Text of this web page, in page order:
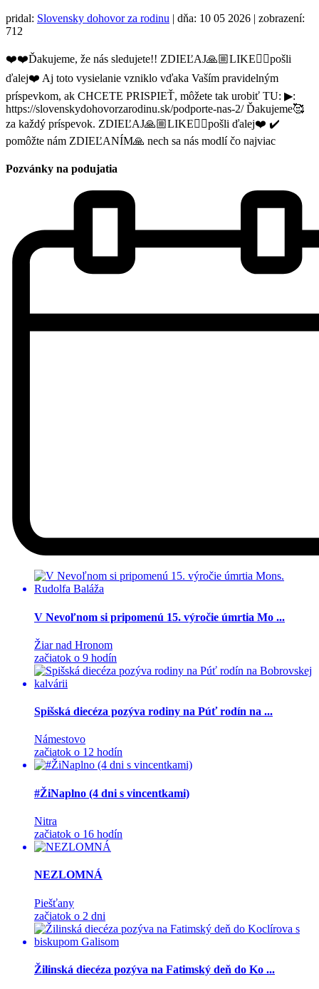
pridal: Slovensky dohovor za rodinu | dňa: 10 05 2026 | zobrazení:
712
❤️❤️Ďakujeme, že nás sledujete!! ZDIEĽAJ🙏🏼LIKE👍🏼pošli
ďalej❤️ Aj toto vysielanie vzniklo vďaka Vaším pravidelným
príspevkom, ak CHCETE PRISPIEŤ, môžete tak urobiť TU: ▶:
https://slovenskydohovorzarodinu.sk/podporte-nas-2/ Ďakujeme🥰
za každý príspevok. ZDIEĽAJ🙏🏼LIKE👍🏼pošli ďalej❤️ ✔️
pomôžte nám ZDIEĽANÍM🙏 nech sa nás modlí čo najviac
Pozvánky na podujatia
V Nevoľnom si pripomenú 15. výročie úmrtia Mo ...
Žiar nad Hronom
začiatok o 9 hodín
Spišská diecéza pozýva rodiny na Púť rodín na ...
Námestovo
začiatok o 12 hodín
#ŽiNaplno (4 dni s vincentkami)
Nitra
začiatok o 16 hodín
NEZLOMNÁ
Piešťany
začiatok o 2 dni
Žilinská diecéza pozýva na Fatimský deň do Ko ...